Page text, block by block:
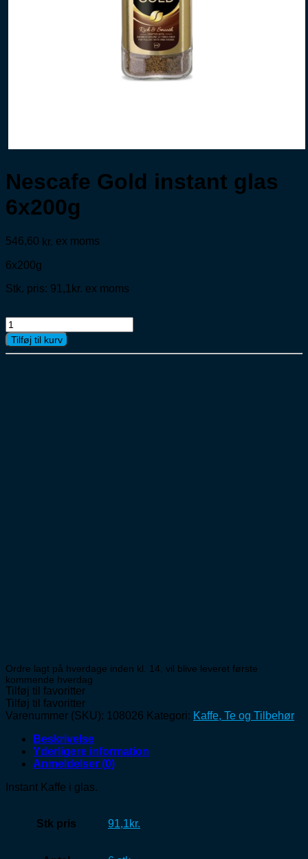
Nescafe Gold instant glas
6x200g
546,60 kr. ex moms
6x200g
Stk. pris: 91,1kr. ex moms
Nescafe
Gold
instant
Tilføj til kurv
Ordre lagt på hverdage inden kl. 14, vil blive leveret første
kommende hverdag
Tilføj til favoritter
Tilføj til favoritter
Varenummer (SKU): 108026 Kategori: Kaffe, Te og Tilbehør
Beskrivelse
Yderligere information
Anmeldelser (0)
Instant Kaffe i glas.
Stk pris 91,1kr.